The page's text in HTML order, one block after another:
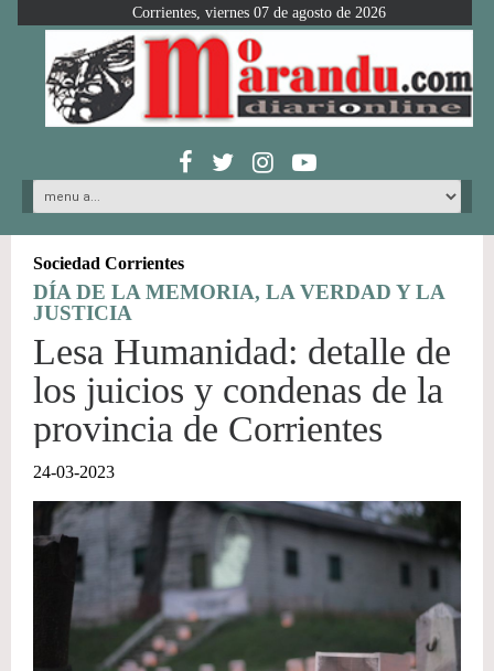
Corrientes, viernes 07 de agosto de 2026
Sociedad Corrientes
DÍA DE LA MEMORIA, LA VERDAD Y LA
JUSTICIA
Lesa Humanidad: detalle de
los juicios y condenas de la
provincia de Corrientes
24-03-2023